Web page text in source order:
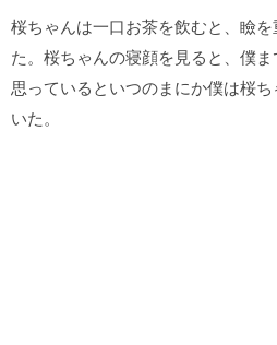
桜ちゃんは一口お茶を飲むと、瞼
た。桜ちゃんの寝顔を見ると、僕
思っているといつのまにか僕は桜
いた。